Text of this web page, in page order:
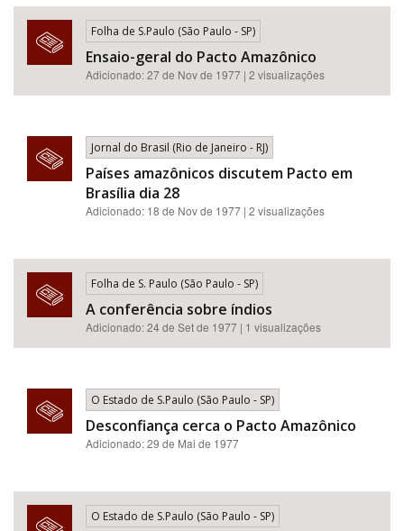
Folha de S.Paulo (São Paulo - SP)
Ensaio-geral do Pacto Amazônico
Adicionado: 27 de Nov de 1977 | 2 visualizações
Jornal do Brasil (Rio de Janeiro - RJ)
Países amazônicos discutem Pacto em
Brasília dia 28
Adicionado: 18 de Nov de 1977 | 2 visualizações
Folha de S. Paulo (São Paulo - SP)
A conferência sobre índios
Adicionado: 24 de Set de 1977 | 1 visualizações
O Estado de S.Paulo (São Paulo - SP)
Desconfiança cerca o Pacto Amazônico
Adicionado: 29 de Mai de 1977
O Estado de S.Paulo (São Paulo - SP)